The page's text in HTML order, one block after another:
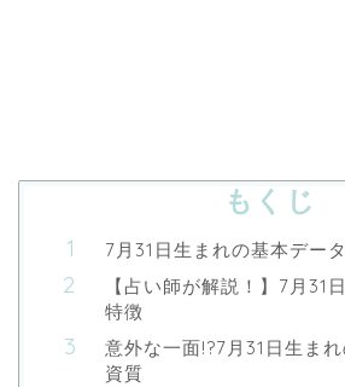
もくじ
7月31日生まれの基本データ
【占い師が解説！】7月31
特徴
意外な一面!?7月31日生ま
資質